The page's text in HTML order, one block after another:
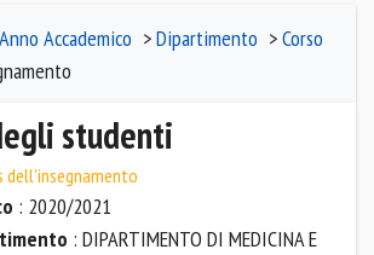
Anno Accademico >Dipartimento >Corso
studenti
dell'insegnamento
: 2020/2021
: DIPARTIMENTO DI MEDICINA E